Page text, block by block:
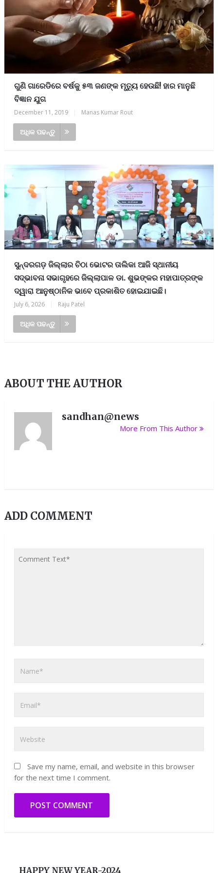
ଗୁଣି ଗାରେଡିରେ ବର୍ଷକୁ ୫୩ ଜଣଙ୍କ ମୃତ୍ୟୁ ହେଉଛି! ହାର ମାନୁଛି
ବିଜ୍ଞାନ ଯୁଗ
December 11, 2019 Manas Kumar Rout
ଅଧିକ ପଢନ୍ତୁ
ସୁନ୍ଦରଗଡ଼ ଜିଲ୍ଲାର ଚିଠା ଭୋଟର ତାଲିକା ଆଜି ସ୍ଥାନୀୟ
ସଦ୍‌ଭାବନା ସଭାଗୃହରେ ଜିଲ୍ଲାପାଳ ଡା. ଶୁଭଙ୍କର ମହାପାତ୍ରଙ୍କ
ଦ୍ୱାରା ଆନୁଷ୍ଠାନିକ ଭାବେ ପ୍ରକାଶିତ ହୋଇଯାଇଛି।
July 6, 2026 Raju Patel
ଅଧିକ ପଢନ୍ତୁ
ABOUT THE AUTHOR
sandhan@news
More From This Author
ADD COMMENT
Save my name, email, and website in this browser
for the next time I comment.
HAPPY NEW YEAR-2024